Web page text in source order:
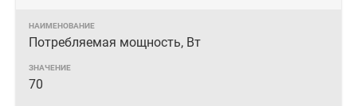
Потребляемая мощность, Вт
70